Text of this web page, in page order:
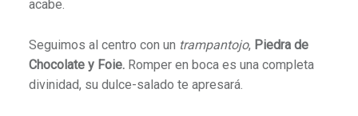
acabe.
Seguimos al centro con un trampantojo, Piedra de
Chocolate y Foie.Romper en boca es una completa
divinidad, su dulce-salado te apresará.